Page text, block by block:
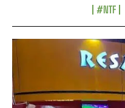
#NTF